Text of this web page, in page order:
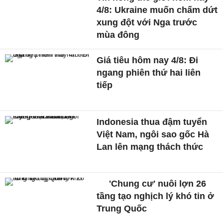
4/8: Ukraine muốn chấm dứt
xung đột với Nga trước
mùa đông
Giá tiêu hôm nay 4/8: Đi
ngang phiên thứ hai liên
tiếp
Indonesia thua đậm tuyển
Việt Nam, ngôi sao gốc Hà
Lan lên mạng thách thức
'Chung cư' nuôi lợn 26
tầng tạo nghịch lý khó tin ở
Trung Quốc